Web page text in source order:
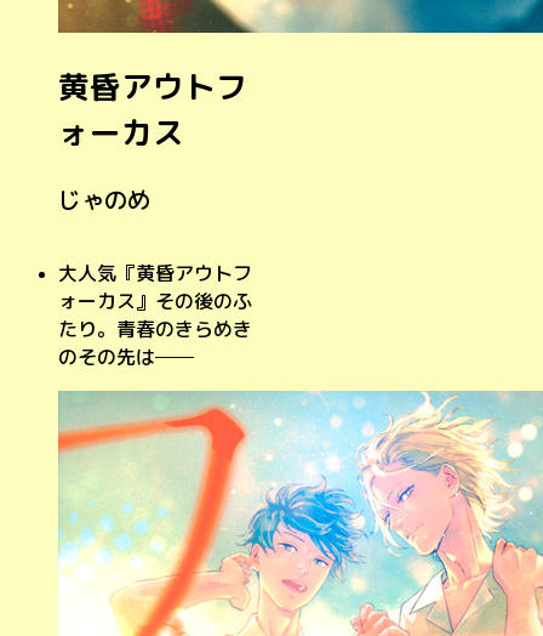
黄昏アウトフ
ォーカス
じゃのめ
大人気『黄昏アウトフ
ォーカス』その後のふ
たり。青春のきらめき
のその先は──